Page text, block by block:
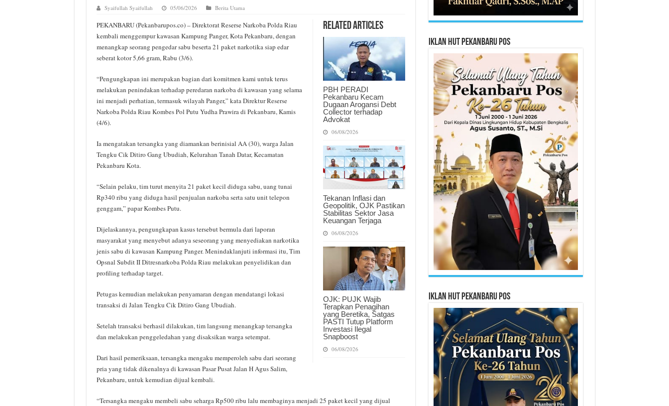
Syaifullah Syaifullah 05/06/2026 Berita Utama
Related Articles
PBH PERADI
Pekanbaru Kecam
Dugaan Arogansi Debt
Collector terhadap
Advokat
06/08/2026
Tekanan Inflasi dan
Geopolitik, OJK Pastikan
Stabilitas Sektor Jasa
Keuangan Terjaga
06/08/2026
OJK: PUJK Wajib
Terapkan Penagihan
yang Beretika, Satgas
PASTI Tutup Platform
Investasi Ilegal
Snapboost
06/08/2026
PEKANBARU (Pekanbarupos.co) – Direktorat Reserse Narkoba Polda Riau
kembali menggempur kawasan Kampung Panger, Kota Pekanbaru, dengan
menangkap seorang pengedar sabu beserta 21 paket narkotika siap edar
seberat kotor 5,66 gram, Rabu (3/6).
“Pengungkapan ini merupakan bagian dari komitmen kami untuk terus
melakukan penindakan terhadap peredaran narkoba di kawasan yang selama
ini menjadi perhatian, termasuk wilayah Panger,” kata Direktur Reserse
Narkoba Polda Riau Kombes Pol Putu Yudha Prawira di Pekanbaru, Kamis
(4/6).
Ia mengatakan tersangka yang diamankan berinisial AA (30), warga Jalan
Tengku Cik Ditiro Gang Ubudiah, Kelurahan Tanah Datar, Kecamatan
Pekanbaru Kota.
“Selain pelaku, tim turut menyita 21 paket kecil diduga sabu, uang tunai
Rp340 ribu yang diduga hasil penjualan narkoba serta satu unit telepon
genggam,” papar Kombes Putu.
Dijelaskannya, pengungkapan kasus tersebut bermula dari laporan
masyarakat yang menyebut adanya seseorang yang menyediakan narkotika
jenis sabu di kawasan Kampung Panger. Menindaklanjuti informasi itu, Tim
Opsnal Subdit II Ditresnarkoba Polda Riau melakukan penyelidikan dan
profiling terhadap target.
Petugas kemudian melakukan penyamaran dengan mendatangi lokasi
transaksi di Jalan Tengku Cik Ditiro Gang Ubudiah.
Setelah transaksi berhasil dilakukan, tim langsung menangkap tersangka
dan melakukan penggeledahan yang disaksikan warga setempat.
Dari hasil pemeriksaan, tersangka mengaku memperoleh sabu dari seorang
pria yang tidak dikenalnya di kawasan Pasar Pusat Jalan H Agus Salim,
Pekanbaru, untuk kemudian dijual kembali.
“Tersangka mengaku membeli sabu seharga Rp500 ribu lalu membaginya menjadi 25 paket kecil yang dijual
Iklan HUT Pekanbaru Pos
Iklan HUT Pekanbaru Pos